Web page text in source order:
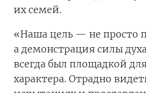
их семей.
«Наша цель — не просто
а демонстрация силы
всегда был площадкой
характера. Отрадно